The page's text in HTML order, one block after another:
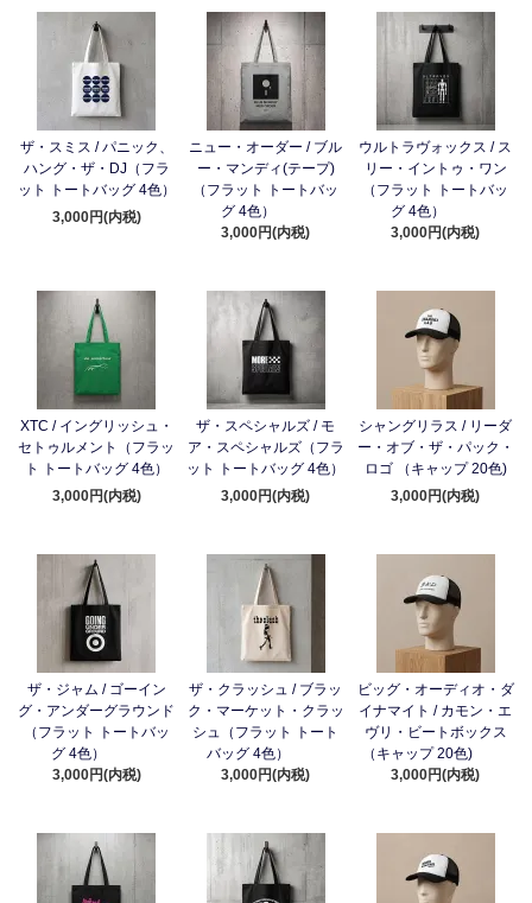
ザ・スミス / パニック、
ハング・ザ・DJ（フラ
ット トートバッグ 4色）
3,000円(内税)
ニュー・オーダー / ブル
ー・マンディ(テープ)
（フラット トートバッ
グ 4色）
3,000円(内税)
ウルトラヴォックス / ス
リー・イントゥ・ワン
（フラット トートバッ
グ 4色）
3,000円(内税)
XTC / イングリッシュ・
セトゥルメント（フラッ
ト トートバッグ 4色）
3,000円(内税)
ザ・スペシャルズ / モ
ア・スペシャルズ（フラ
ット トートバッグ 4色）
3,000円(内税)
シャングリラス / リーダ
ー・オブ・ザ・パック・
ロゴ （キャップ 20色)
3,000円(内税)
ザ・ジャム / ゴーイン
グ・アンダーグラウンド
（フラット トートバッ
グ 4色）
3,000円(内税)
ザ・クラッシュ / ブラッ
ク・マーケット・クラッ
シュ（フラット トート
バッグ 4色）
3,000円(内税)
ビッグ・オーディオ・ダ
イナマイト / カモン・エ
ヴリ・ビートボックス
（キャップ 20色)
3,000円(内税)